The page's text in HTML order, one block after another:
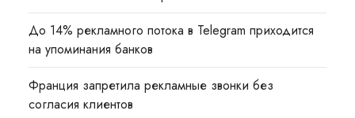
До 14% рекламного потока в Telegram приходится
на упоминания банков
Франция запретила рекламные звонки без
согласия клиентов